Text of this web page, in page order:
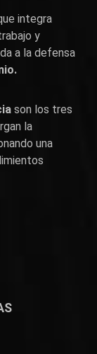
integra
y
a la defensa
son los tres
la
una